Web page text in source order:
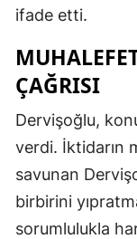
ifade etti.
ÇAĞRISI
Dervişoğlu,
verdi. İktidarın
savunan
birbirini
sorumlulukla